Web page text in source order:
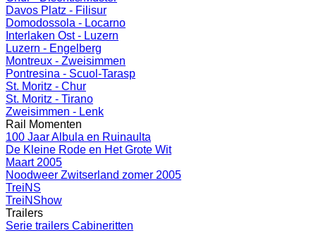
Davos Platz - Filisur
Domodossola - Locarno
Interlaken Ost - Luzern
Luzern - Engelberg
Montreux - Zweisimmen
Pontresina - Scuol-Tarasp
St. Moritz - Chur
St. Moritz - Tirano
Zweisimmen - Lenk
Rail Momenten
100 Jaar Albula en Ruinaulta
De Kleine Rode en Het Grote Wit
Maart 2005
Noodweer Zwitserland zomer 2005
TreiNS
TreiNShow
Trailers
Serie trailers Cabineritten